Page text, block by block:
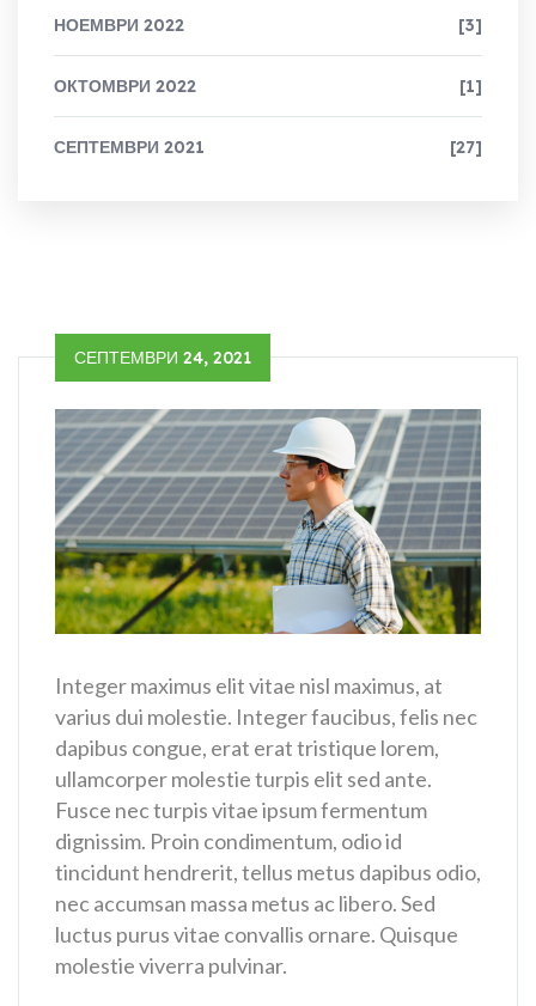
НОЕМВРИ 2022 [3]
ОКТОМВРИ 2022 [1]
СЕПТЕМВРИ 2021 [27]
СЕПТЕМВРИ 24, 2021
Integer maximus elit vitae nisl maximus, at
varius dui molestie. Integer faucibus, felis nec
dapibus congue, erat erat tristique lorem,
ullamcorper molestie turpis elit sed ante.
Fusce nec turpis vitae ipsum fermentum
dignissim. Proin condimentum, odio id
tincidunt hendrerit, tellus metus dapibus odio,
nec accumsan massa metus ac libero. Sed
luctus purus vitae convallis ornare. Quisque
molestie viverra pulvinar.